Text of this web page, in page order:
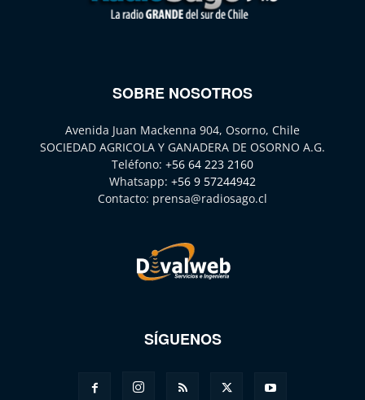
SOBRE NOSOTROS
Avenida Juan Mackenna 904, Osorno, Chile
SOCIEDAD AGRICOLA Y GANADERA DE OSORNO A.G.
Teléfono: +56 64 223 2160
Whatsapp: +56 9 57244942
Contacto: prensa@radiosago.cl
SÍGUENOS